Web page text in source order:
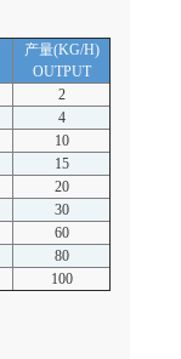
产量(KG/H)
OUTPUT
2
4
10
15
20
30
60
80
100